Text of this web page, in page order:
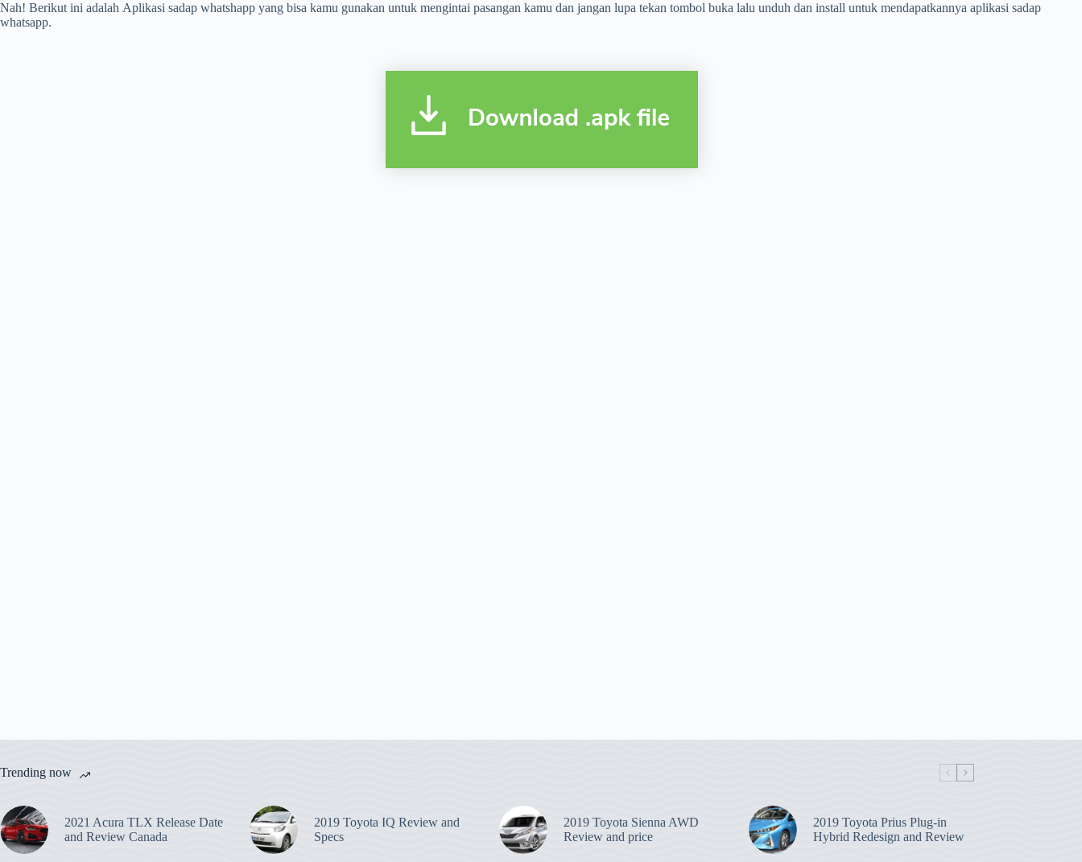
Nah! Berikut ini adalah Aplikasi sadap whatshapp yang bisa kamu gunakan untuk mengintai pasangan kamu dan jangan lupa tekan tombol buka lalu unduh dan install untuk mendapatkannya aplikasi sadap
whatsapp.
Trending now
2021 Acura TLX Release Date
and Review Canada
2019 Toyota IQ Review and
Specs
2019 Toyota Sienna AWD
Review and price
2019 Toyota Prius Plug-in
Hybrid Redesign and Review